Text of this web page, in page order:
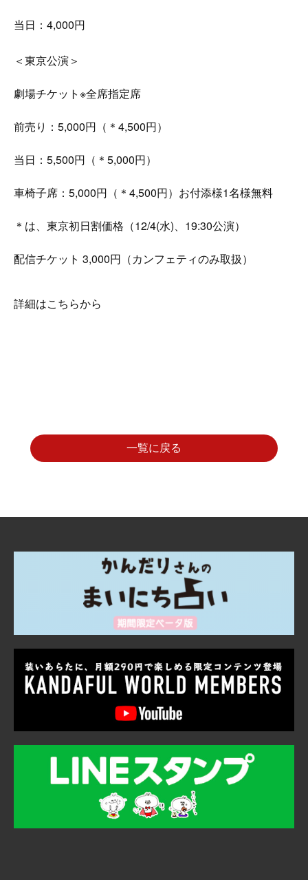
当日：4,000円
＜東京公演＞
劇場チケット※全席指定席
前売り：5,000円（＊4,500円）
当日：5,500円（＊5,000円）
車椅子席：5,000円（＊4,500円）お付添様1名様無料
＊は、東京初日割価格（12/4(水)、19:30公演）
配信チケット 3,000円（カンフェティのみ取扱）
詳細はこちらから
一覧に戻る